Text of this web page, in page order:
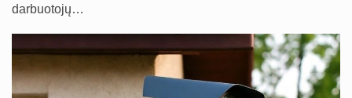
darbuotojų…